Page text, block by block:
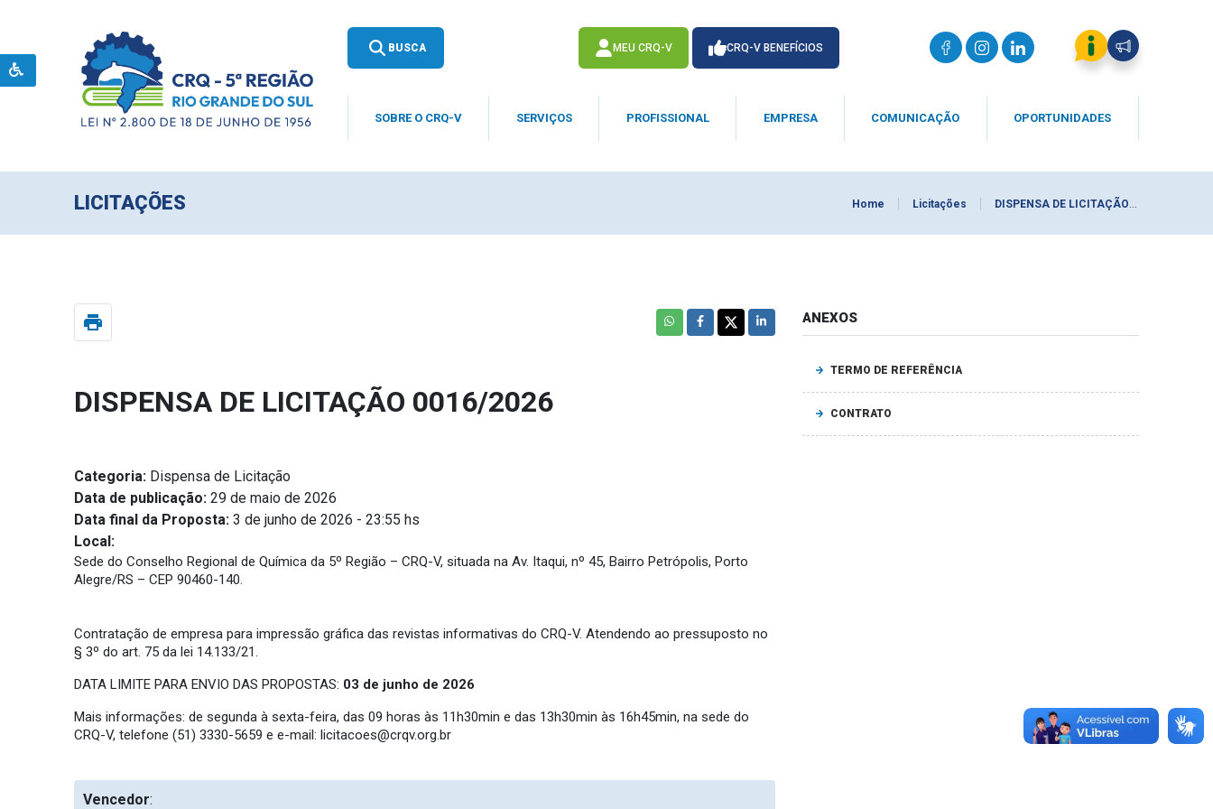
BUSCA MEU CRQ-V CRQ-V BENEFÍCIOS
SOBRE O CRQ-V SERVIÇOS PROFISSIONAL EMPRESA COMUNICAÇÃO OPORTUNIDADES
LICITAÇÕES Home Licitações DISPENSA DE LICITAÇÃO 0016/2026
print
DISPENSA DE LICITAÇÃO 0016/2026
Categoria: Dispensa de Licitação
Data de publicação: 29 de maio de 2026
Data final da Proposta: 3 de junho de 2026 - 23:55 hs
Local:
Sede do Conselho Regional de Química da 5º Região – CRQ-V, situada na Av. Itaqui, nº 45, Bairro Petrópolis, Porto
Alegre/RS – CEP 90460-140.
Contratação de empresa para impressão gráfica das revistas informativas do CRQ-V. Atendendo ao pressuposto no
§ 3º do art. 75 da lei 14.133/21.
DATA LIMITE PARA ENVIO DAS PROPOSTAS: 03 de junho de 2026
Mais informações: de segunda à sexta-feira, das 09 horas às 11h30min e das 13h30min às 16h45min, na sede do
CRQ-V, telefone (51) 3330-5659 e e-mail:licitacoes@crqv.org.br
Vencedor:
ANEXOS
TERMO DE REFERÊNCIA
CONTRATO